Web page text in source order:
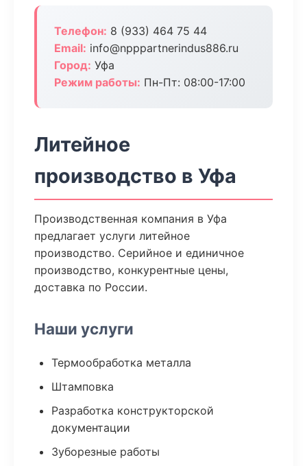
Телефон: 8 (933) 464 75 44
Email: info@npppartnerindus886.ru
Город: Уфа
Режим работы: Пн-Пт: 08:00-17:00
Литейное
производство в Уфа
Производственная компания в Уфа
предлагает услуги литейное
производство. Серийное и единичное
производство, конкурентные цены,
доставка по России.
Наши услуги
Термообработка металла
Штамповка
Разработка конструкторской
документации
Зуборезные работы